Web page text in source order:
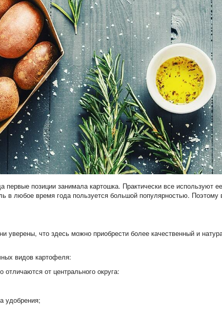
позиции занимала картошка. Практически все используют
в любое время года пользуется большой популярностью. Поэтому
уверены, что здесь можно приобрести более качественный и
видов картофеля:
отличаются от центрального округа:
удобрения;